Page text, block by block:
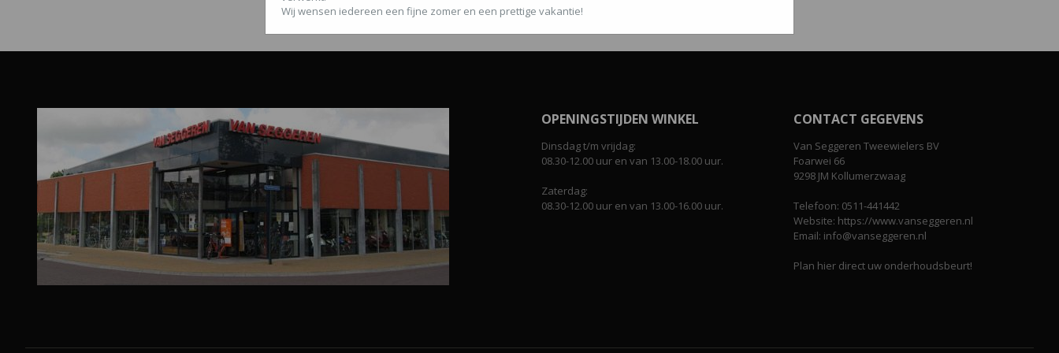
OPENINGSTIJDEN WINKEL
Dinsdag t/m vrijdag:
08.30-12.00 uur en van 13.00-18.00 uur.
Zaterdag:
08.30-12.00 uur en van 13.00-16.00 uur.
CONTACT GEGEVENS
Van Seggeren Tweewielers BV
Foarwei 66
9298 JM Kollumerzwaag
Telefoon: 0511-441442
Website: https://www.vanseggeren.nl
Email: info@vanseggeren.nl
Plan hier direct uw onderhoudsbeurt!
Wij wensen iedereen een fijne zomer en een prettige vakantie!